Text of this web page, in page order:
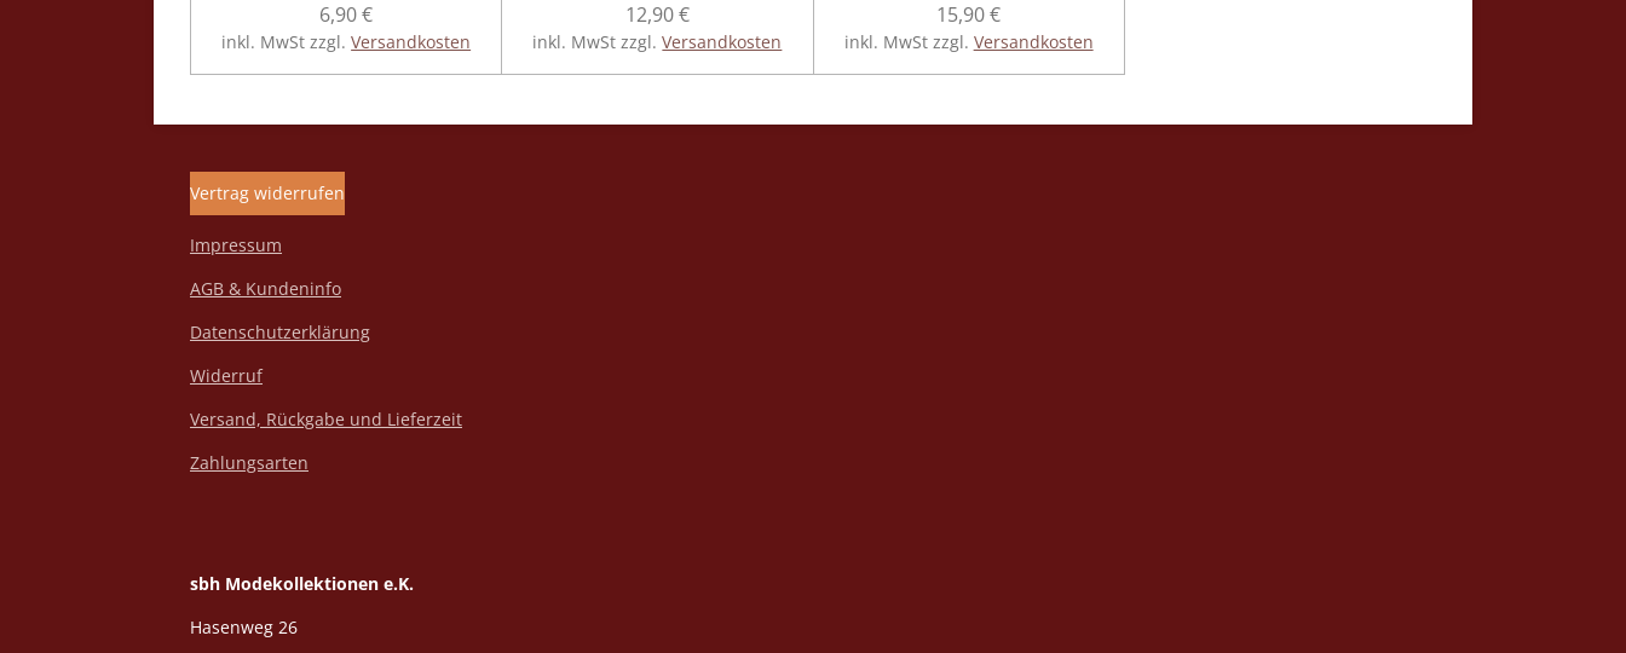
6,90 €
inkl. MwSt zzgl.Versandkosten
12,90 €
inkl. MwSt zzgl.Versandkosten
15,90 €
inkl. MwSt zzgl. Versandkosten
Vertrag widerrufen
Impressum
AGB & Kundeninfo
Datenschutzerklärung
Widerruf
Versand, Rückgabe und Lieferzeit
Zahlungsarten
sbh Modekollektionen e.K.
Hasenweg 26